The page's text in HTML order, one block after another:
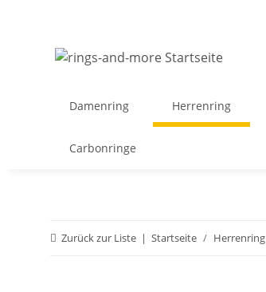
Damenring Herrenring
Carbonringe
Zurück zur Liste Startseite Herrenring